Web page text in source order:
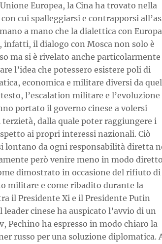
Europea, la Cina ha trovato nella
cui spalleggiarsi e contrapporsi
a mano che la dialettica con
il dialogo con Mosca non solo è
ma si è rivelato anche particolarmente
l’idea che potessero esistere poli di
economica e militare diversi da
l’escalation militare e l’evoluzione
portato il governo cinese a volersi
dalla quale poter raggiungere i
ai propri interessi nazionali. Ciò
lontano da ogni responsabilità diretta
però venire meno in modo
dimostrato in occasione del rifiuto di
militare e come ribadito durante la
il Presidente Xi e il Presidente Putin
cinese ha auspicato l’avvio di un
Pechino ha espresso in modo chiaro la
russo per una soluzione diplomatica.